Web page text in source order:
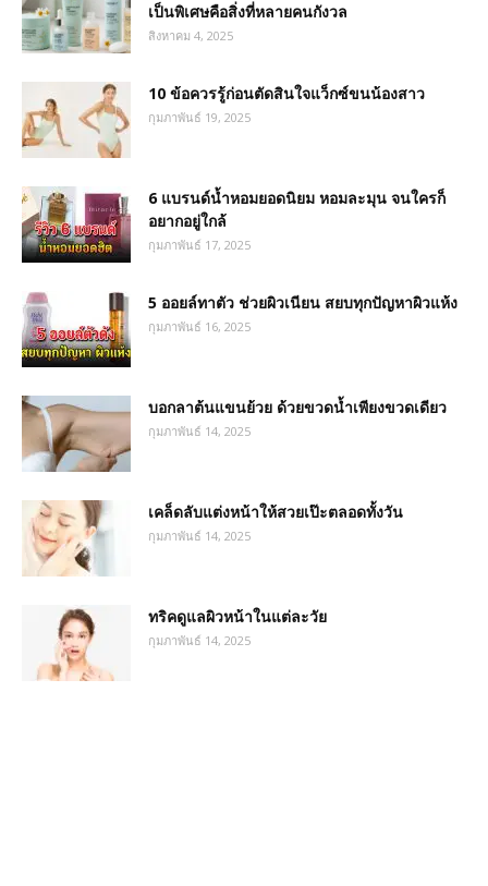
เป็นพิเศษคือสิ่งที่หลายคนกังวล
สิงหาคม 4, 2025
10 ข้อควรรู้ก่อนตัดสินใจแว็กซ์ขนน้องสาว
กุมภาพันธ์ 19, 2025
6 แบรนด์น้ำหอมยอดนิยม หอมละมุน จนใครก็
อยากอยู่ใกล้
กุมภาพันธ์ 17, 2025
5 ออยล์ทาตัว ช่วยผิวเนียน สยบทุกปัญหาผิวแห้ง
กุมภาพันธ์ 16, 2025
บอกลาต้นแขนย้วย ด้วยขวดน้ำเพียงขวดเดียว
กุมภาพันธ์ 14, 2025
เคล็ดลับแต่งหน้าให้สวยเป๊ะตลอดทั้งวัน
กุมภาพันธ์ 14, 2025
ทริคดูแลผิวหน้าในแต่ละวัย
กุมภาพันธ์ 14, 2025